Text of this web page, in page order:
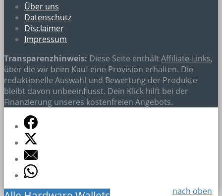
Über uns
Datenschutz
Disclaimer
Impressum
Transparenzhinweis: Diese Seite enthältAffiliate-Links,
über die wir beim Kauf eine Provision erhalten. Die
redaktionelle Auswahl und Bewertung der Produkte
bleibt davon unbeeinflusst. Dein Klick hilft bei der
Finanzierung unseres kostenfreien Angebots.
nach oben